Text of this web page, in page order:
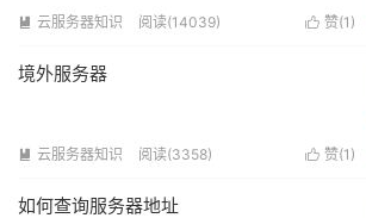
 云服务器知识 阅读(14039)  赞(1 )
境外服务器
 云服务器知识 阅读(3358)  赞(1 )
如何查询服务器地址